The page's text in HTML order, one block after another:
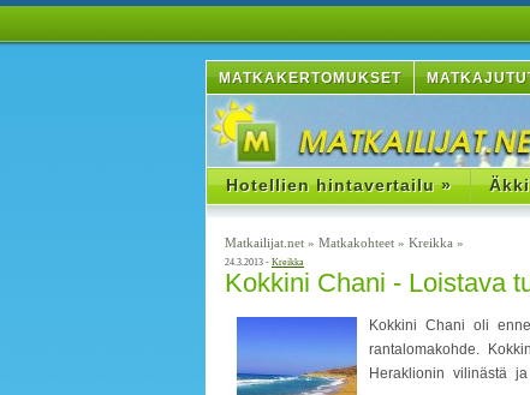
MATKAKERTOMUKSET
Hotellien hintavertailu »
Matkailijat.net » Matkakohteet » Kreikka »
24.3.2013 - Kreikka
Kokkini Chani - Loistava
Kokkini Chani oli
rantalomakohde.
Heraklionin vilinästä